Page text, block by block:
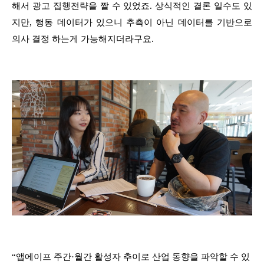
해서 광고 집행전략을 짤 수 있었죠. 상식적인 결론 일수도 있
지만, 행동 데이터가 있으니 추측이 아닌 데이터를 기반으로
의사 결정 하는게 가능해지더라구요.
“앱에이프 주간·월간 활성자 추이로 산업 동향을 파악할 수 있